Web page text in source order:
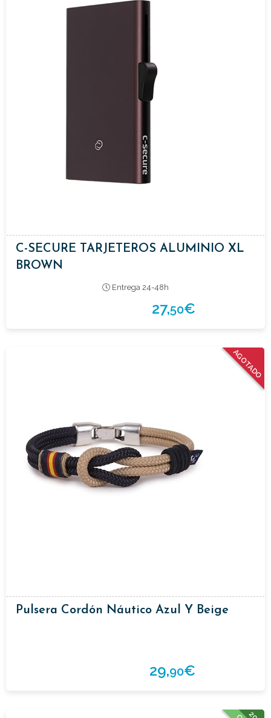
C-SECURE TARJETEROS ALUMINIO XL
BROWN
Entrega 24-48h
27,50€
AGOTADO
Pulsera Cordón Náutico Azul Y Beige
29,90€